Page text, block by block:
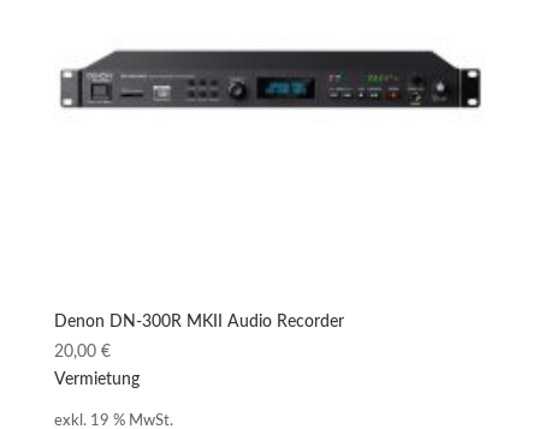
Denon DN-300R MKII Audio Recorder
20,00 €
Vermietung
exkl. 19 % MwSt.